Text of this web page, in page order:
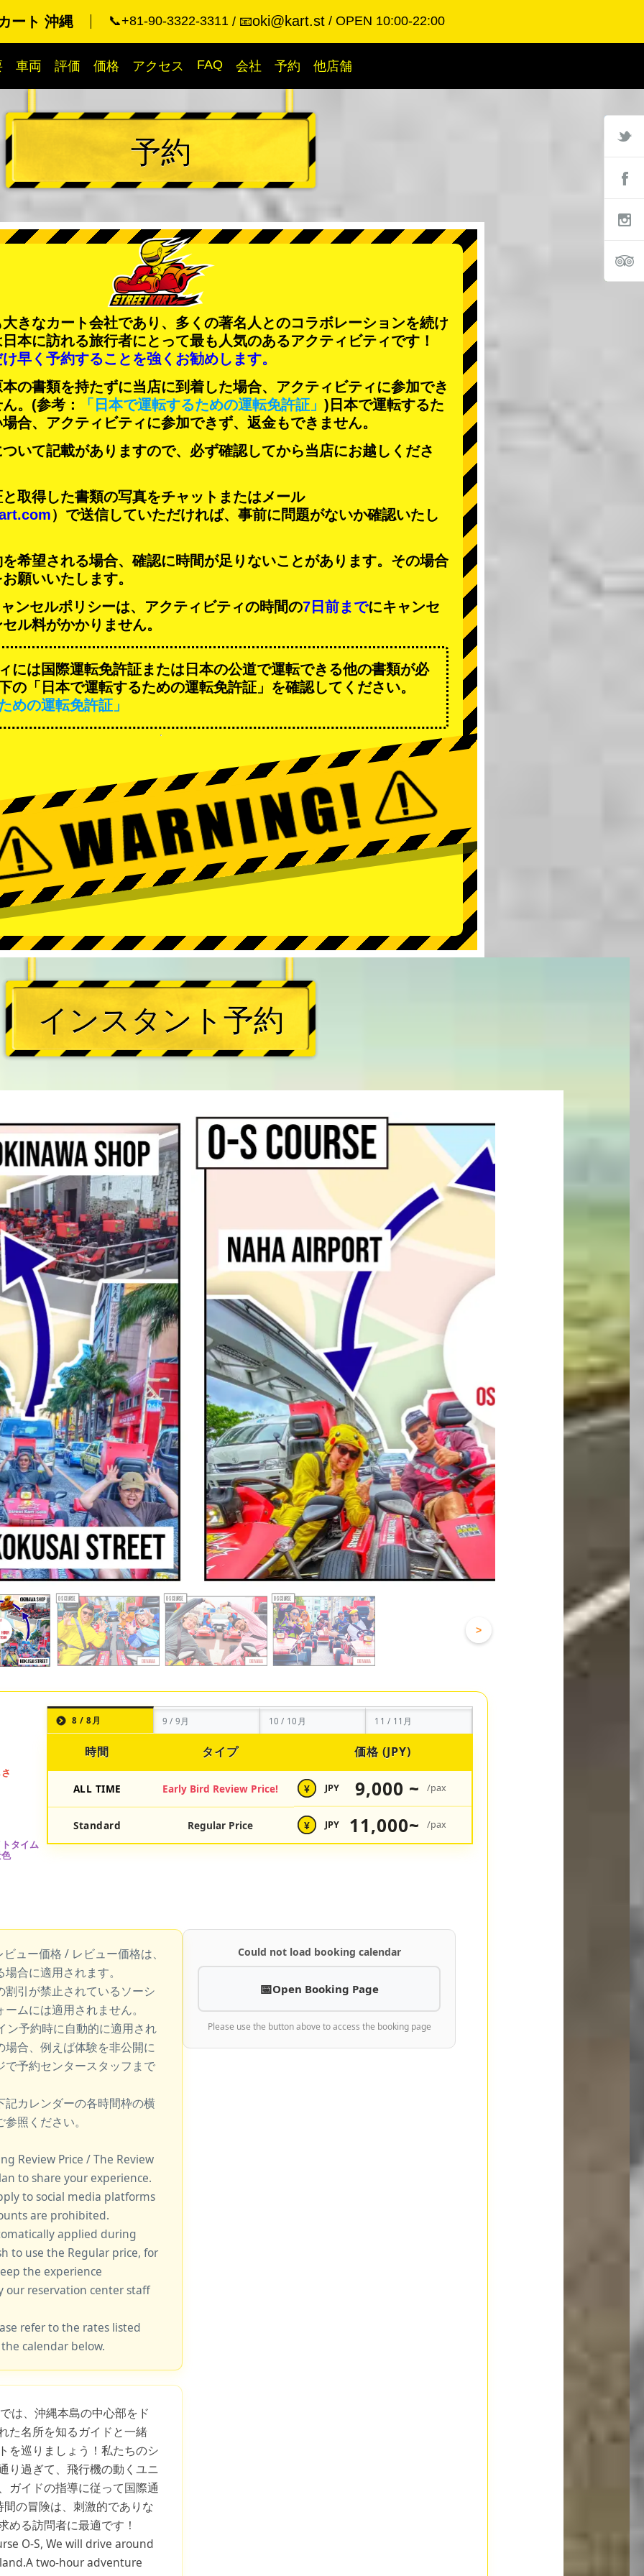
ート 沖縄 📞+81-90-3322-3311 📧oki@kart.st OPEN 10:00-22:00
車両 評価 価格 アクセス FAQ 会社 予約 他店舗
予約
きなカート会社であり、 多くの著名人 とのコラボレーションを続け
本に訪れる旅行者にとって最も人気のあるアクティビティです！
早く予約することを強くお勧めします。
の書類を持たずに当店に到着した場合、アクティビティに参加でき
。 (参考： 「日本で運転するための運転免許証」 )日本で運転するた
合、アクティビティに参加できず、返金もできません。
いて記載がありますので、必ず確認してから当店にお越しくださ
取得した書類の写真をチャットまたはメール
）で送信していただければ、事前に問題がないか確認いたし
希望される場合、確認に時間が足りないことがあります。その場合
願いいたします。
ンセルポリシーは、アクティビティの時間の7日前までにキャンセ
ル料がかかりません。
には国際運転免許証または日本の公道で運転できる他の書類が必
の「日本で運転するための運転免許証」を確認してください。
めの運転免許証」
インスタント予約
>
8 / 8月 9 / 9月 10 / 10月 11 / 11月
時間 タイプ 価格 (JPY)
ALL TIME Early Bird Review Price! ¥ JPY 9,000 ~ /pax
Standard Regular Price ¥ JPY 11,000~ /pax
ュー価格 / レビュー価格は、
合に適用されます。
引が禁止されているソーシ
ムには適用されません。
予約時に自動的に適用され
合、例えば体験を非公開に
予約センタースタッフまで
カレンダーの各時間枠の横
照ください。
Review Price / The Review
to share your experience.
to social media platforms
are prohibited.
applied during
to use the Regular price, for
the experience
our reservation center staff
refer to the rates listed
calendar below.
は、沖縄本島の中心部をド
た名所を知るガイドと一緒
を巡りましょう！私たちのシ
り過ぎて、飛行機の動くユニ
ガイドの指導に従って国際通
の冒険は、刺激的でありな
める訪問者に最適です！
O-S, We will drive around
two-hour adventure
Could not load booking calendar
Open Booking Page
Please use the button above to access the booking page